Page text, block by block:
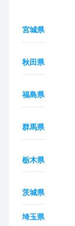
宮城県
秋田県
福島県
群馬県
栃木県
茨城県
埼玉県